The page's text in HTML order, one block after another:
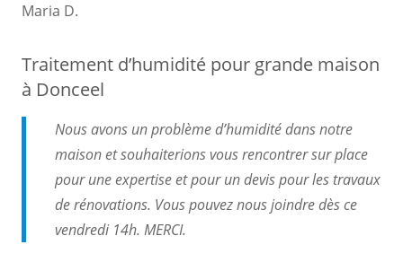
Maria D.
Traitement d’humidité pour grande maison
à Donceel
Nous avons un problème d’humidité dans notre
maison et souhaiterions vous rencontrer sur place
pour une expertise et pour un devis pour les travaux
de rénovations. Vous pouvez nous joindre dès ce
vendredi 14h. MERCI.